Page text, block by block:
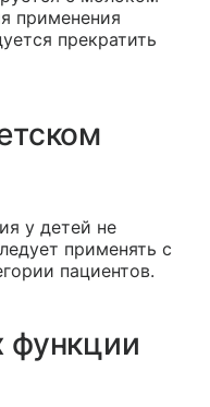
применения
прекратить
у детей не
применять с
пациентов.
функции